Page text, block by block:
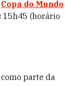
Copa do Mundo
15h45 (horário
parte da